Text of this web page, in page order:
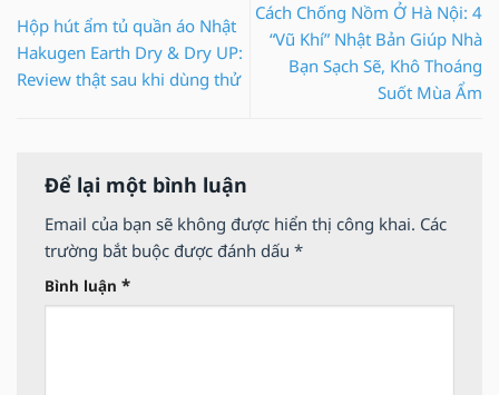
Hộp hút ẩm tủ quần áo Nhật
Hakugen Earth Dry & Dry UP:
Review thật sau khi dùng thử
Cách Chống Nồm Ở Hà Nội: 4
“Vũ Khí” Nhật Bản Giúp Nhà
Bạn Sạch Sẽ, Khô Thoáng
Suốt Mùa Ẩm
Để lại một bình luận
Email của bạn sẽ không được hiển thị công khai. Các
trường bắt buộc được đánh dấu *
Bình luận *